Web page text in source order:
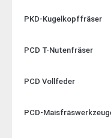
PKD-Kugelkopffräser
PCD T-Nutenfräser
PCD Vollfeder
PCD-